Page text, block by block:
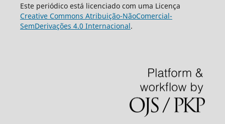
Este periódico está licenciado com uma Licença
Creative Commons Atribuição-NãoComercial-
SemDerivações 4.0 Internacional.